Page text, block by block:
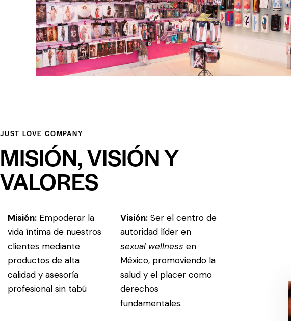
JUST LOVE COMPANY
MISIÓN, VISIÓN Y
VALORES
Misión: Empoderar la
vida íntima de nuestros
clientes mediante
productos de alta
calidad y asesoría
profesional sin tabú
Visión:Ser el centro de
autoridad líder en
sexual wellness en
México, promoviendo la
salud y el placer como
derechos
fundamentales.